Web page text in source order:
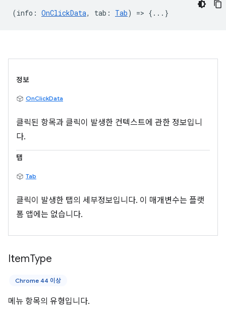
(info : OnClickData, tab : Tab) => {...}
정보
OnClickData
클릭된 항목과 클릭이 발생한 컨텍스트에 관한 정보입니
다.
탭
Tab
클릭이 발생한 탭의 세부정보입니다. 이 매개변수는 플랫
폼 앱에는 없습니다.
ItemType
Chrome 44 이상
메뉴 항목의 유형입니다.